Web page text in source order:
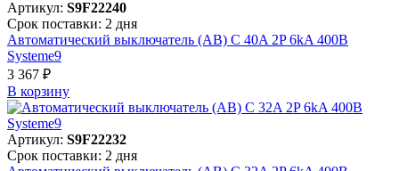
Артикул: S9F22240
Срок поставки: 2 дня
Автоматический выключатель (АВ) C 40A 2P 6kA 400В
Systeme9
3 367 ₽
В корзинy
Артикул: S9F22232
Срок поставки: 2 дня